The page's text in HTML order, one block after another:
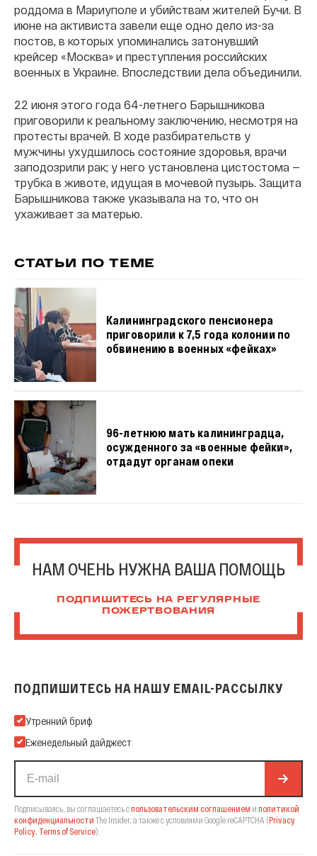
роддома в Мариуполе и убийствам жителей Бучи. В
июне на активиста завели еще одно дело из-за
постов, в которых упоминались затонувший
крейсер «Москва» и преступления российских
военных в Украине. Впоследствии дела объединили.
22 июня этого года 64-летнего Барышникова
приговорили к реальному заключению, несмотря на
протесты врачей. В ходе разбирательств у
мужчины ухудшилось состояние здоровья, врачи
заподозрили рак; у него установлена цистостома —
трубка в животе, идущая в мочевой пузырь. Защита
Барышникова также указывала на то, что он
ухаживает за матерью.
СТАТЬИ ПО ТЕМЕ
Калининградского пенсионера
приговорили к 7,5 года колонии по
обвинению в военных «фейках»
96-летнюю мать калининградца,
осужденного за «военные фейки»,
отдадут органам опеки
НАМ ОЧЕНЬ НУЖНА ВАША ПОМОЩЬ
ПОДПИШИТЕСЬ НА РЕГУЛЯРНЫЕ
ПОЖЕРТВОВАНИЯ
ПОДПИШИТЕСЬ НА НАШУ EMAIL-РАССЫЛКУ
Подпишитесь на нашу Email-рассылку
Утренний бриф
Еженедельный дайджест
Подписываясь, вы соглашаетесь спользовательским соглашением и политикой
конфиденциальности The Insider, а также с условиями Google reCAPTCHA (Privacy
Policy, Terms of Service).